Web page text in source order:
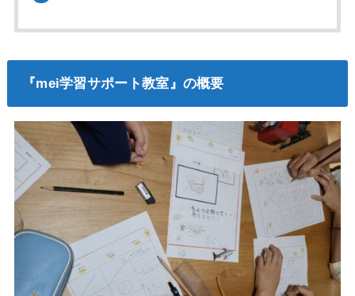
『mei学習サポート教室』の概要